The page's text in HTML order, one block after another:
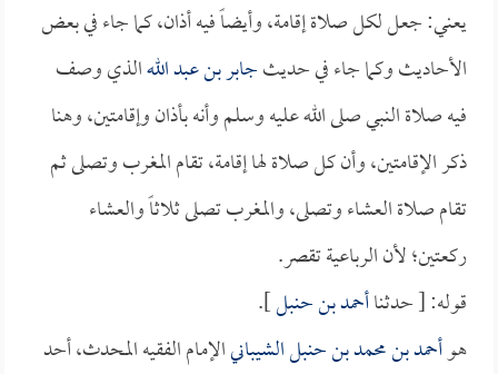
يعني: جعل لكل صلاة إقامة، وأيضاً فيه أذان، كما جاء في بعض
الأحاديث وكما جاء في حديثجابر بن عبد اللهالذي وصف
فيه صلاة النبي صلى الله عليه وسلم وأنه بأذان وإقامتين، وهنا
ذكر الإقامتين، وأن كل صلاة لها إقامة، تقام المغرب وتصلى ثم
تقام صلاة العشاء وتصلى، والمغرب تصلى ثلاثاً والعشاء
ركعتين؛ لأن الرباعية تقصر.
قوله: [ حدثناأحمد بن حنبل].
هوأحمد بن محمد بن حنبل الشيبانيالإمام الفقيه المحدث، أحد